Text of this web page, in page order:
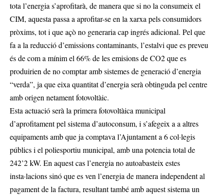
tota l’energia s’aprofitarà, de manera que si no la consumeix el
CIM, aquesta passa a aprofitar-se en la xarxa pels consumidors
pròxims, tot i que açò no generaria cap ingrés adicional. Pel que
fa a la reducció d’emissions contaminants, l’estalvi que es preveu
és de com a mínim el 66% de les emisions de CO2 que es
produirien de no comptar amb sistemes de generació d’energia
“verda”, ja que eixa quantitat d’energia serà obtinguda pel centre
amb origen netament fotovoltàic.
Esta actuació serà la primera fotovoltàica municipal
d’aprofitament pel sistema d’autoconsum, i s’afegeix a a altres
equipaments amb que ja comptava l’Ajuntament a 6 col·legis
públics i el poliesportiu municipal, amb una potencia total de
242’2 kW. En aquest cas l’energia no autoabasteix estes
insta·lacions sinó que es ven l’energia de manera independent al
pagament de la factura, resultant també amb aquest sistema un